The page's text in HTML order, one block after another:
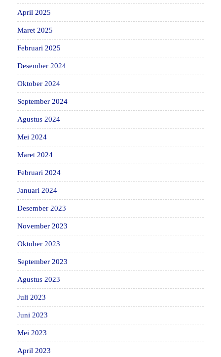
April 2025
Maret 2025
Februari 2025
Desember 2024
Oktober 2024
September 2024
Agustus 2024
Mei 2024
Maret 2024
Februari 2024
Januari 2024
Desember 2023
November 2023
Oktober 2023
September 2023
Agustus 2023
Juli 2023
Juni 2023
Mei 2023
April 2023